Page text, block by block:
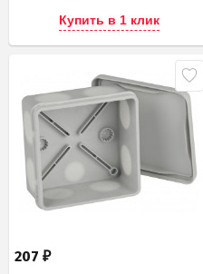
Купить в 1 клик
207 ₽